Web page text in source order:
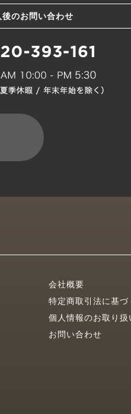
後のお問い合わせ
会社概要
特定商取引法に基づ
個人情報のお取り扱
お問い合わせ